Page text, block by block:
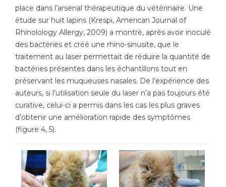
place dans l’arsenal thérapeutique du vétérinaire. Une
étude sur huit lapins (Krespi, American Journal of
Rhinolology Allergy, 2009) a montré, après avoir inoculé
des bactéries et créé une rhino-sinusite, que le
traitement au laser permettait de réduire la quantité de
bactéries présentes dans les échantillons tout en
préservant les muqueuses nasales. De l’expérience des
auteurs, si l’utilisation seule du laser n’a pas toujours été
curative, celui-ci a permis dans les cas les plus graves
d’obtenir une amélioration rapide des symptômes
(figure 4, 5).